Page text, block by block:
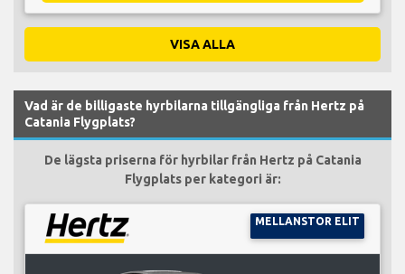
VISA ALLA
Vad är de billigaste hyrbilarna tillgängliga från Hertz på
Catania Flygplats?
De lägsta priserna för hyrbilar från Hertz på Catania
Flygplats per kategori är:
MELLANSTOR ELIT